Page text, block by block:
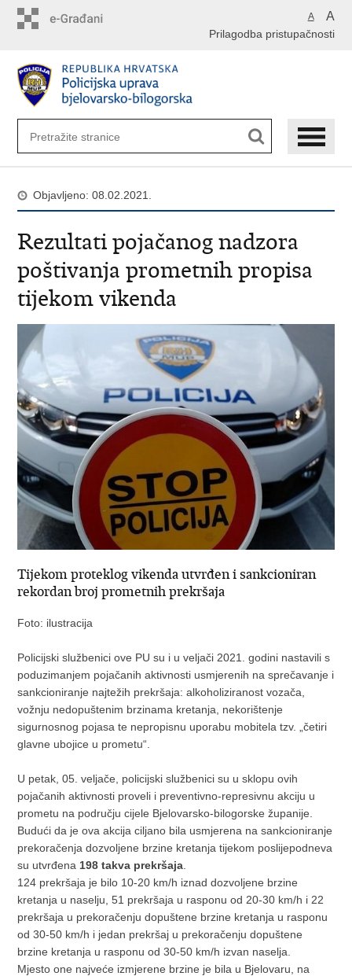
A A
Prilagodba pristupačnosti
Objavljeno: 08.02.2021.
Rezultati pojačanog nadzora
poštivanja prometnih propisa
tijekom vikenda
Tijekom proteklog vikenda utvrđen i sankcioniran
rekordan broj prometnih prekršaja
Foto: ilustracija
Policijski službenici ove PU su i u veljači 2021. godini nastavili s
poduzimanjem pojačanih aktivnosti usmjerenih na sprečavanje i
sankcioniranje najtežih prekršaja: alkoholiziranost vozača,
vožnju nedopuštenim brzinama kretanja, nekorištenje
sigurnosnog pojasa te nepropisnu uporabu mobitela tzv. „četiri
glavne ubojice u prometu“.
U petak, 05. veljače, policijski službenici su u sklopu ovih
pojačanih aktivnosti proveli i preventivno-represivnu akciju u
prometu na području cijele Bjelovarsko-bilogorske županije.
Budući da je ova akcija ciljano bila usmjerena na sankcioniranje
prekoračenja dozvoljene brzine kretanja tijekom poslijepodneva
su utvrđena198 takva prekršaja.
124 prekršaja je bilo 10-20 km/h iznad dozvoljene brzine
kretanja u naselju, 51 prekršaja u rasponu od 20-30 km/h i 22
prekršaja u prekoračenju dopuštene brzine kretanja u rasponu
od 30-50 km/h i jedan prekršaj u prekoračenju dopuštene
brzine kretanja u rasponu od 30-50 km/h izvan naselja.
Mjesto one najveće izmjerene brzine je bila u Bjelovaru, na